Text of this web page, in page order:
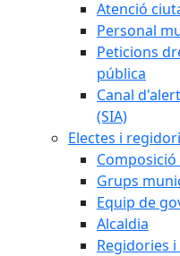
Atenció
Personal
Peticions
pública
Canal
(SIA)
Electes i
Composició
Grups
Equip de
Alcaldia
Regidories